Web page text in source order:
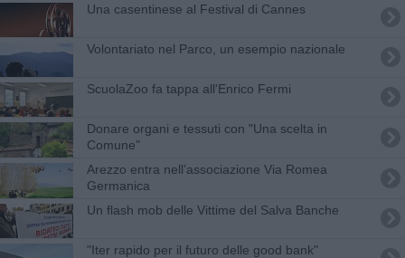
Una casentinese al Festival di Cannes
Volontariato nel Parco, un esempio nazionale
ScuolaZoo fa tappa all'Enrico Fermi
Donare organi e tessuti con "Una scelta in
Comune"
Arezzo entra nell’associazione Via Romea
Germanica
Un flash mob delle Vittime del Salva Banche
"Iter rapido per il futuro delle good bank"